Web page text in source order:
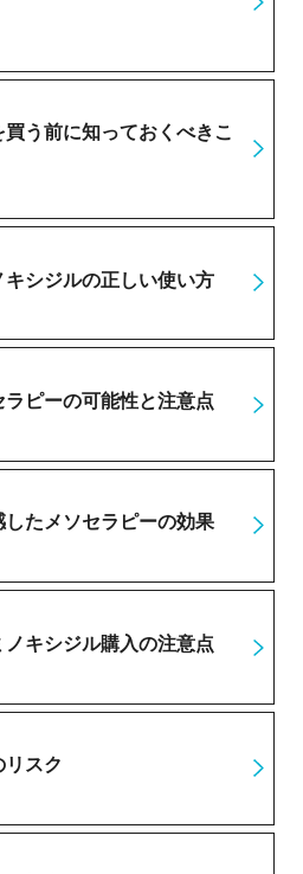
う前に知っておくべきこ
シジルの正しい使い方
ピーの可能性と注意点
たメソセラピーの効果
キシジル購入の注意点
リスク